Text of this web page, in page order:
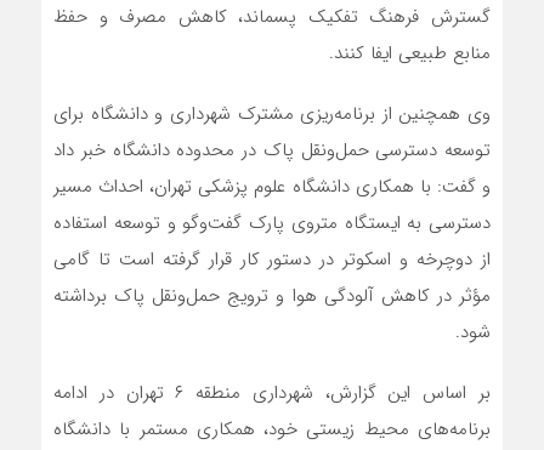
گسترش فرهنگ تفکیک پسماند، کاهش مصرف و حفظ
منابع طبیعی ایفا کنند.
وی همچنین از برنامه‌ریزی مشترک شهرداری و دانشگاه برای
توسعه دسترسی حمل‌ونقل پاک در محدوده دانشگاه خبر داد
و گفت: با همکاری دانشگاه علوم پزشکی تهران، احداث مسیر
دسترسی به ایستگاه متروی پارک گفت‌وگو و توسعه استفاده
از دوچرخه و اسکوتر در دستور کار قرار گرفته است تا گامی
مؤثر در کاهش آلودگی هوا و ترویج حمل‌ونقل پاک برداشته
شود.
بر اساس این گزارش، شهرداری منطقه ۶ تهران در ادامه
برنامه‌های محیط زیستی خود، همکاری مستمر با دانشگاه